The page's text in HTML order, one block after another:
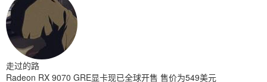
走过的路
Radeon RX 9070 GRE显卡现已全球开售 售价为549美元